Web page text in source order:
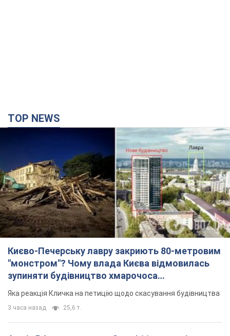
TOP NEWS
Києво-Печерську лавру закриють 80-метровим
"монстром"? Чому влада Києва відмовилась
зупиняти будівництво хмарочоса
"московського вірянина"
Яка реакція Кличка на петицію щодо скасування будівництва
3 часа назад 25,6 т.